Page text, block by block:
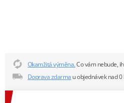
Okamžitá výměna.Co vám nebude,
Doprava zdarma u objednávek nad 0